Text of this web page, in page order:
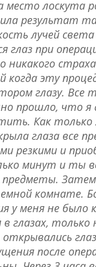
место лоскута
результат
лучей
глаз при
никакого
когда эту
глазу. Все
прошло, что я
Как только
глаза все
резкими и
минут и ты
Затем
комнате.
у меня не было
глазах, только
открывались
после